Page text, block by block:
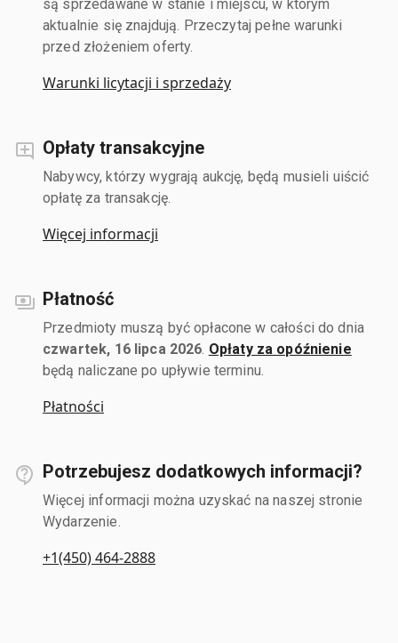
są sprzedawane w stanie i miejscu, w którym
aktualnie się znajdują. Przeczytaj pełne warunki
przed złożeniem oferty.
Warunki licytacji i sprzedaży
Opłaty transakcyjne
Nabywcy, którzy wygrają aukcję, będą musieli uiścić
opłatę za transakcję.
Więcej informacji
Płatność
Przedmioty muszą być opłacone w całości do dnia
czwartek, 16 lipca 2026 Opłaty za opóźnienie
będą naliczane po upływie terminu.
Płatności
Potrzebujesz dodatkowych informacji?
Więcej informacji można uzyskać na naszej stronie
Wydarzenie.
+1(450) 464-2888